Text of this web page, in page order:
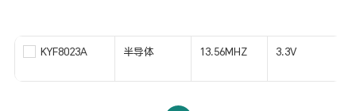
KYF8023A 半导体 13.56MHZ 3.3V